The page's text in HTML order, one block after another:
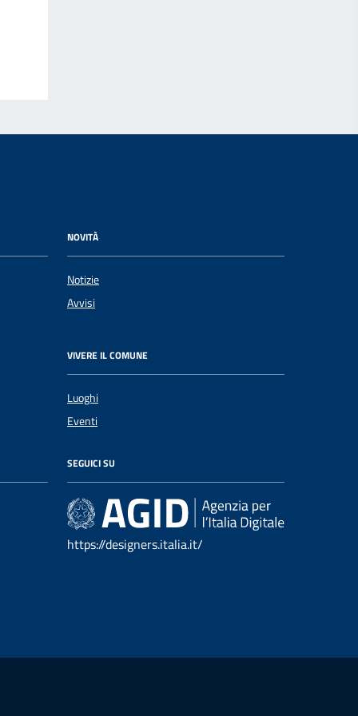
NOVITÀ
Notizie
Avvisi
VIVERE IL COMUNE
Luoghi
Eventi
SEGUICI SU
https://designers.italia.it/